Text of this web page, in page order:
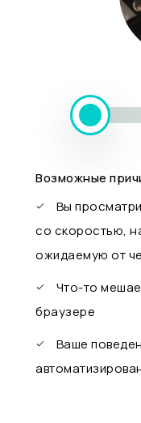
Возможные
Вы
со скоростью,
ожидаемую от
Что-то
браузере
Ваше